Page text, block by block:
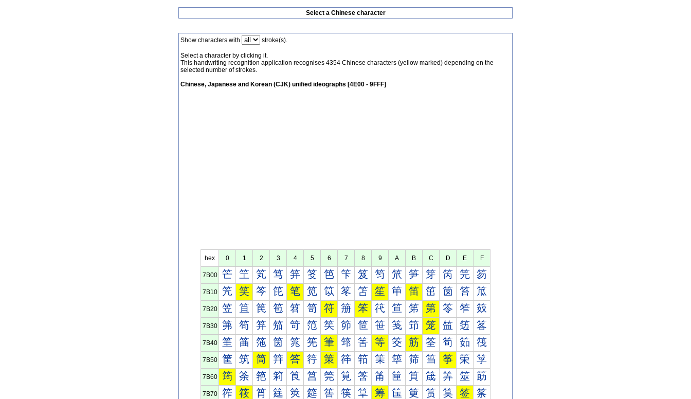
Select a Chinese character
Show characters with stroke(s).
Select a character by clicking it.
This handwriting recognition application recognises 4354 Chinese characters (yellow marked) depending on the
selected number of strokes.
Chinese, Japanese and Korean (CJK) unified ideographs [4E00 - 9FFF]
hex 0 1 2 3 4 5 6 7 8 9 A B C D E F
7B00 笀 笁 笂 笃 笄 笅 笆 笇 笈 笉 笊 笋 笌 笍 笎 笏
7B10 笐 笑 笒 笓 笔 笕 笖 笗 笘 笙 笚 笛 笜 笝 笞 笟
7B20 笠 笡 笢 笣 笤 笥 符 笧 笨 笩 笪 笫 第 笭 笮 笯
7B30 笰 笱 笲 笳 笴 笵 笶 笷 笸 笹 笺 笻 笼 笽 笾 笿
7B40 筀 筁 筂 筃 筄 筅 筆 筇 筈 等 筊 筋 筌 筍 筎 筏
7B50 筐 筑 筒 筓 答 筕 策 筗 筘 筙 筚 筛 筜 筝 筞 筟
7B60 筠 筡 筢 筣 筤 筥 筦 筧 筨 筩 筪 筫 筬 筭 筮 筯
7B70 筰 筱 筲 筳 筴 筵 筶 筷 筸 筹 筺 筻 筼 筽 签 筿